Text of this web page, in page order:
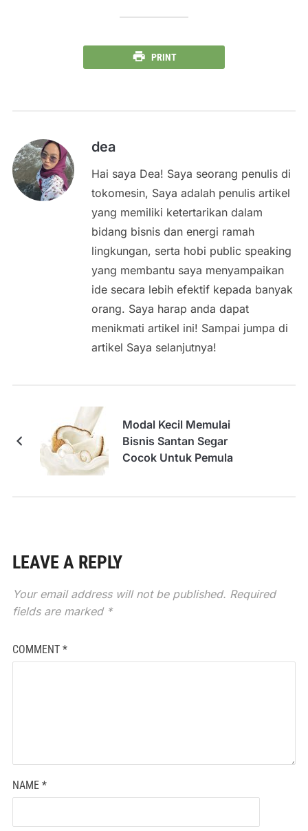
PRINT
dea
Hai saya Dea! Saya seorang penulis di
tokomesin, Saya adalah penulis artikel
yang memiliki ketertarikan dalam
bidang bisnis dan energi ramah
lingkungan, serta hobi public speaking
yang membantu saya menyampaikan
ide secara lebih efektif kepada banyak
orang. Saya harap anda dapat
menikmati artikel ini! Sampai jumpa di
artikel Saya selanjutnya!
Modal Kecil Memulai
Bisnis Santan Segar
Cocok Untuk Pemula
LEAVE A REPLY
Your email address will not be published. Required
fields are marked *
COMMENT *
NAME *